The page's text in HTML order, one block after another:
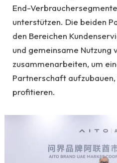
End-
unterstützen. Die beiden
den Bereichen
und gemeinsame Nutzung
zusammenarbeiten, um
Partnerschaft
profitieren.